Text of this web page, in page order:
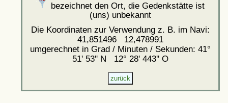
bezeichnet den Ort, die Gedenkstätte ist
(uns) unbekannt
Die Koordinaten zur Verwendung z. B. im Navi:
41,851496 12,478991
umgerechnet in Grad / Minuten / Sekunden: 41°
51' 53'' N 12° 28' 443'' O